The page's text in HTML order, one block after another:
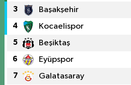
3 Başakşehir
4 Kocaelispor
5 Beşiktaş
6 Eyüpspor
7 Galatasaray